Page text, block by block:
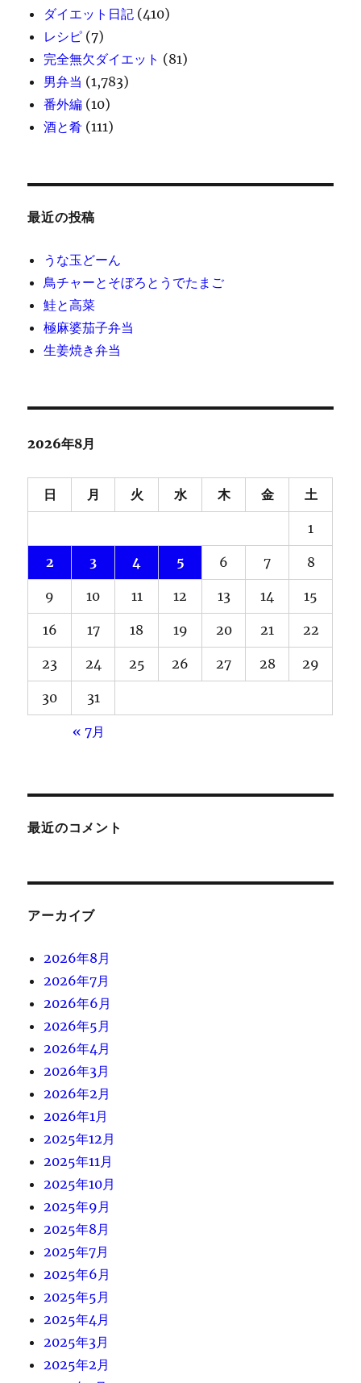
ダイエット日記 (410)
レシピ (7)
完全無欠ダイエット (81)
男弁当 (1,783)
番外編 (10)
酒と肴 (111)
最近の投稿
うな玉どーん
鳥チャーとそぼろとうでたまご
鮭と高菜
極麻婆茄子弁当
生姜焼き弁当
2026年8月
日 月 火 水 木 金 土
1
2 3 4 5 6 7 8
9 10 11 12 13 14 15
16 17 18 19 20 21 22
23 24 25 26 27 28 29
30 31
« 7月
最近のコメント
アーカイブ
2026年8月
2026年7月
2026年6月
2026年5月
2026年4月
2026年3月
2026年2月
2026年1月
2025年12月
2025年11月
2025年10月
2025年9月
2025年8月
2025年7月
2025年6月
2025年5月
2025年4月
2025年3月
2025年2月